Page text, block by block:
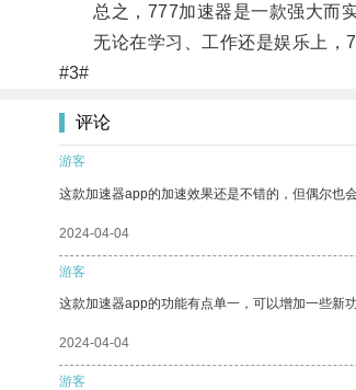
总之，777加速器是一款强大而实
无论在学习、工作还是娱乐上，
#3#
评论
游客
这款加速器app的加速效果还是不错的，但偶尔也
2024-04-04
游客
这款加速器app的功能有点单一，可以增加一些新
2024-04-04
游客